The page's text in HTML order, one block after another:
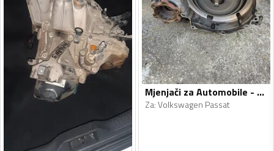
Mjenjači za Automobile - Volkswagen - Passat - 2014, 2015
Za:Volkswagen Passat